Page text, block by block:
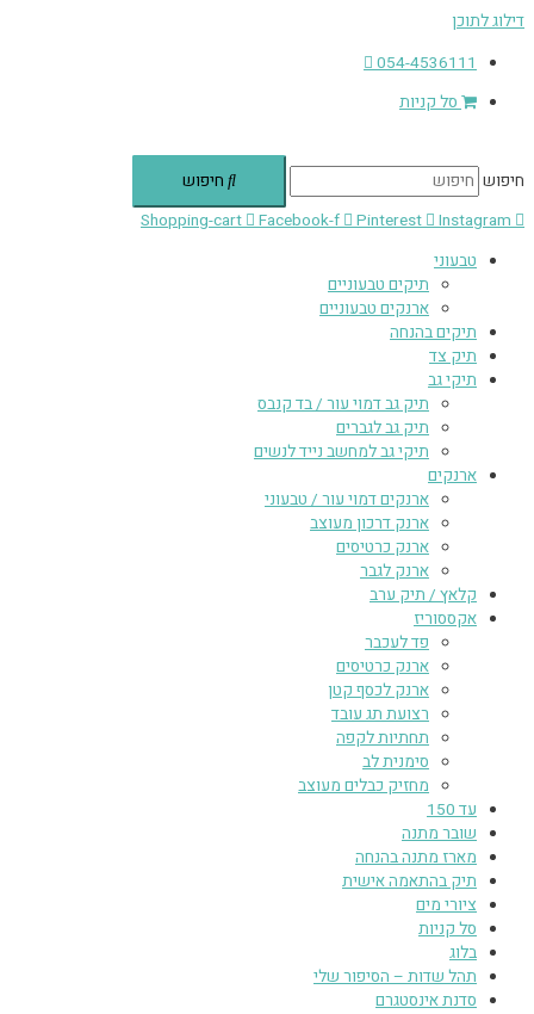
דילוג לתוכן
054-4536111
סל קניות
חיפוש
חיפוש
Shopping-cart
Facebook-f Pinterest
Instagram
טבעוני
תיקים טבעוניים
ארנקים טבעוניים
תיקים בהנחה
תיק צד
תיקי גב
תיק גב דמוי עור / בד קנבס
תיק גב לגברים
תיקי גב למחשב נייד לנשים
ארנקים
ארנקים דמוי עור / טבעוני
ארנק דרכון מעוצב
ארנק כרטיסים
ארנק לגבר
קלאץ / תיק ערב
אקססוריז
פד לעכבר
ארנק כרטיסים
ארנק לכסף קטן
רצועת תג עובד
תחתיות לקפה
סימנית לב
מחזיק כבלים מעוצב
עד 150
שובר מתנה
מארז מתנה בהנחה
תיק בהתאמה אישית
ציורי מים
סל קניות
בלוג
תהל שדות – הסיפור שלי
סדנת אינסטגרם